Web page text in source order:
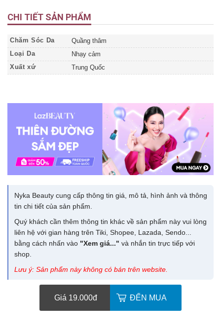
CHI TIẾT SẢN PHẨM
Chăm Sóc Da
Quầng thâm
Loại Da
Nhạy cảm
Xuất xứ
Trung Quốc
Nyka Beauty cung cấp thông tin giá, mô tả, hình ảnh và thông
tin chi tiết của sản phẩm.
Quý khách cần thêm thông tin khác về sản phẩm này vui lòng
liên hệ với gian hàng trên Tiki, Shopee, Lazada, Sendo...
bằng cách nhấn vào "Xem giá..." và nhắn tin trực tiếp với
shop.
Lưu ý: Sản phẩm này không có bán trên website.
Giá 19.000đ ĐẾN MUA